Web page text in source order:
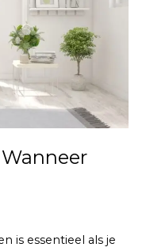
is essentieel als je